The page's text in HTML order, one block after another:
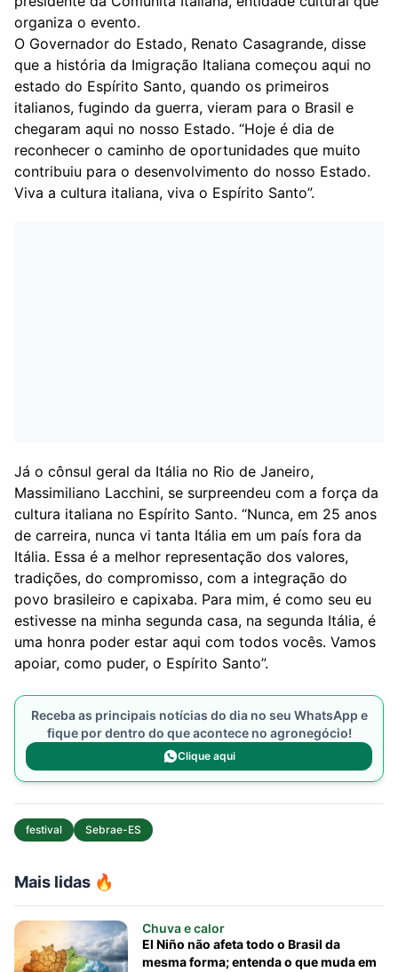
Mais lidas 🔥
Chuva e calor
El Niño não afeta todo o Brasil da
mesma forma; entenda o que muda em
organiza o evento.
O Governador do Estado, Renato Casagrande, disse
que a história da Imigração Italiana começou aqui no
estado do Espírito Santo, quando os primeiros
italianos, fugindo da guerra, vieram para o Brasil e
chegaram aqui no nosso Estado. “Hoje é dia de
reconhecer o caminho de oportunidades que muito
contribuiu para o desenvolvimento do nosso Estado.
Viva a cultura italiana, viva o Espírito Santo”.
Já o cônsul geral da Itália no Rio de Janeiro,
Massimiliano Lacchini, se surpreendeu com a força da
cultura italiana no Espírito Santo. “Nunca, em 25 anos
de carreira, nunca vi tanta Itália em um país fora da
Itália. Essa é a melhor representação dos valores,
tradições, do compromisso, com a integração do
povo brasileiro e capixaba. Para mim, é como seu eu
estivesse na minha segunda casa, na segunda Itália, é
uma honra poder estar aqui com todos vocês. Vamos
apoiar, como puder, o Espírito Santo”.
Receba as principais notícias do dia no seu WhatsApp e
fique por dentro do que acontece no agronegócio!
Clique aqui
festival Sebrae-ES